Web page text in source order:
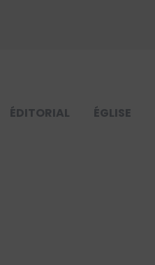
ÉDITORIAL ÉGLISE